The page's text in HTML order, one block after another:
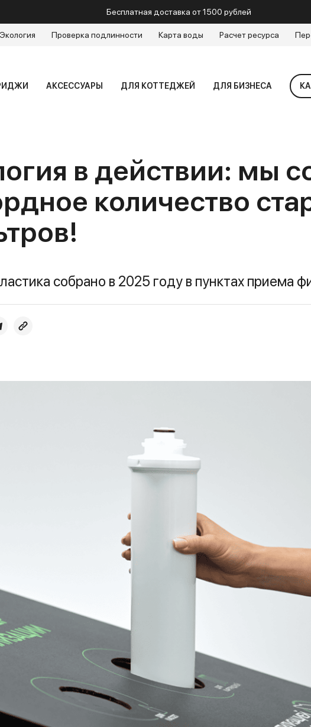
Бесплатная доставка от 1500 рублей
Экология Проверка подлинности Карта воды Расчет ресурса
АКСЕССУАРЫ ДЛЯ КОТТЕДЖЕЙ ДЛЯ БИЗНЕСА
в действии: мы
количество
собрано в 2025 году в пунктах приема